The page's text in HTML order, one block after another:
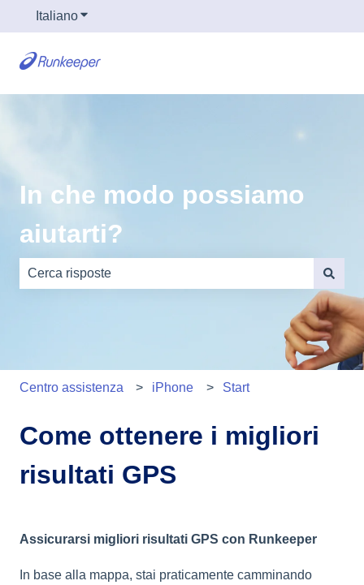
ItalianoMostra sottomenu per le traduzioni
In che modo possiamo
aiutarti?
Non sono presenti suggerimenti perché il campo di
Centro assistenza iPhone Start
Come ottenere i migliori
risultati GPS
Assicurarsi migliori risultati GPS con Runkeeper
In base alla mappa, stai praticamente camminando